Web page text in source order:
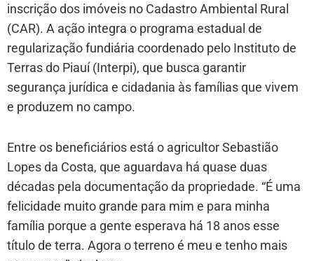
inscrição dos imóveis no Cadastro Ambiental Rural
(CAR). A ação integra o programa estadual de
regularização fundiária coordenado pelo Instituto de
Terras do Piauí (Interpi), que busca garantir
segurança jurídica e cidadania às famílias que vivem
e produzem no campo.
Entre os beneficiários está o agricultor Sebastião
Lopes da Costa, que aguardava há quase duas
décadas pela documentação da propriedade. “É uma
felicidade muito grande para mim e para minha
família porque a gente esperava há 18 anos esse
título de terra. Agora o terreno é meu e tenho mais